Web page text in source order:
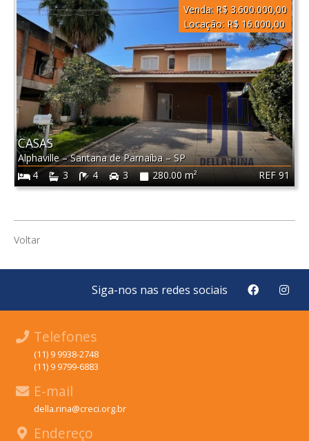
REF 91
CASAS
Alphaville–Santana de Parnaíba–SP
4
3 4 3 280.00 m²
Venda: R$ 3.600.000,00
Locação: R$ 16.000,00
Voltar
Siga-nos nas redes sociais
Telefones
(11) 9 9938-2748
(11) 9 9799-6883
E-mail
della.rina@creci.org.br
Endereço